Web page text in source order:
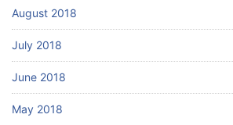
August 2018
July 2018
June 2018
May 2018